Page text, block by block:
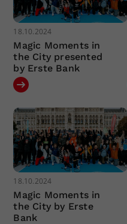
18.10.2024
Magic Moments in
the City presented
by Erste Bank
18.10.2024
Magic Moments in
the City by Erste
Bank